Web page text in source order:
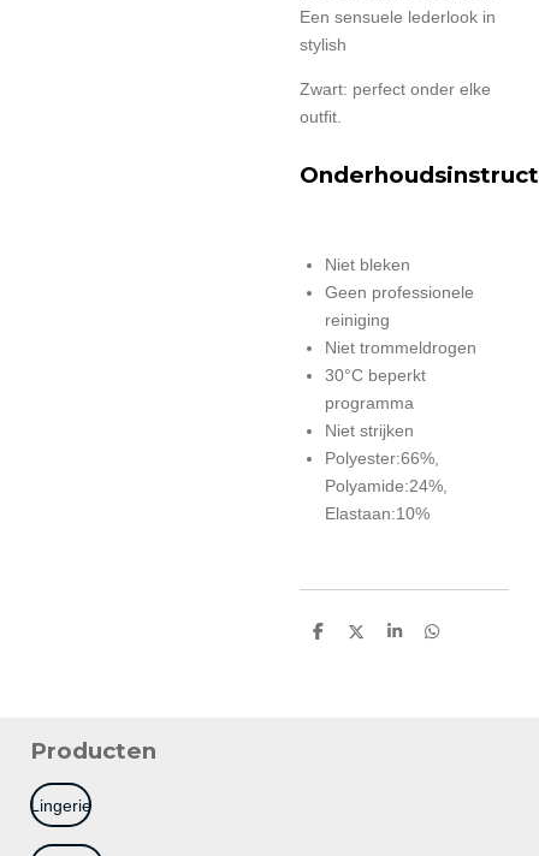
Een sensuele lederlook in
stylish
Zwart: perfect onder elke
outfit.
Niet bleken
Geen professionele
reiniging
Niet trommeldrogen
30°C beperkt
programma
Niet strijken
Polyester:66%,
Polyamide:24%,
Elastaan:10%
D
D
S
D
Producten
Lingerie